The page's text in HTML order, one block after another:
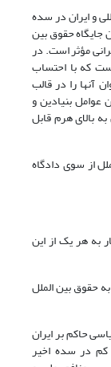
و ایران در سده
جایگاه حقوق بین
مؤثر است. در
که با احتساب
آنها را در قالب
بنیادین و
به بالای هرم قابل
الملل از سوی دادگاه
به هر یک از این
حقوق بین الملل
حاکم بر ایران
در سده اخیر